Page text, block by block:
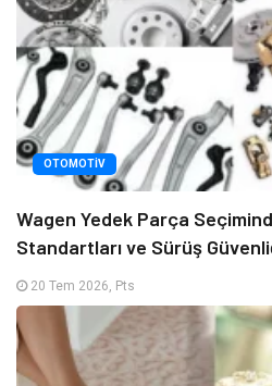
OTOMOTIV
Wagen Yedek Parça
Standartları ve Sürüş
20 Tem 2026, Pts